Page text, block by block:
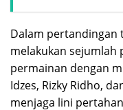
Dalam pertandingan
melakukan sejumlah
permainan dengan
Idzes, Rizky Ridho,
menjaga lini